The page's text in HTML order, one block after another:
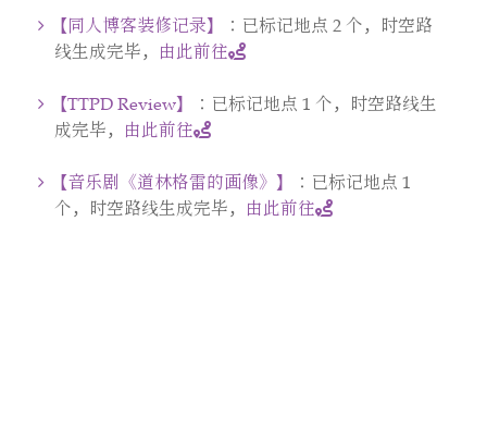
【同人博客装修记录】
：已标记地点 2 个，时空路
线生成完毕， 由此前往
【TTPD Review】
：已标记地点 1 个，时空路线生
成完毕， 由此前往
【音乐剧《道林格雷的画像》】
：已标记地点 1
个，时空路线生成完毕， 由此前往